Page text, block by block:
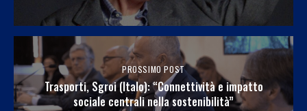
PROSSIMO POST
Trasporti, Sgroi (Italo): “Connettività e impatto
sociale centrali nella sostenibilità”